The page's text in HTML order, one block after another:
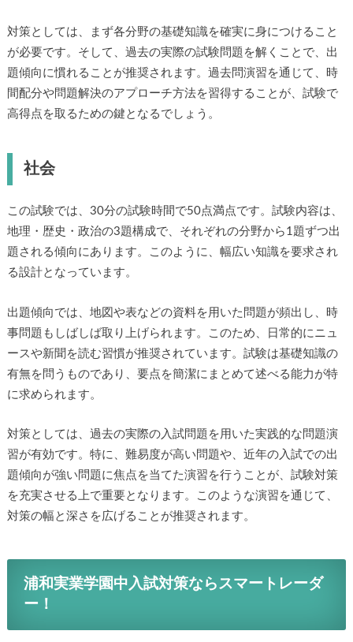
対策としては、まず各分野の基礎知識を確実に身につけること
が必要です。そして、過去の実際の試験問題を解くことで、出
題傾向に慣れることが推奨されます。過去問演習を通じて、時
間配分や問題解決のアプローチ方法を習得することが、試験で
高得点を取るための鍵となるでしょう。
社会
この試験では、30分の試験時間で50点満点です。試験内容は、
地理・歴史・政治の3題構成で、それぞれの分野から1題ずつ出
題される傾向にあります。このように、幅広い知識を要求され
る設計となっています。
出題傾向では、地図や表などの資料を用いた問題が頻出し、時
事問題もしばしば取り上げられます。このため、日常的にニュ
ースや新聞を読む習慣が推奨されています。試験は基礎知識の
有無を問うものであり、要点を簡潔にまとめて述べる能力が特
に求められます。
対策としては、過去の実際の入試問題を用いた実践的な問題演
習が有効です。特に、難易度が高い問題や、近年の入試での出
題傾向が強い問題に焦点を当てた演習を行うことが、試験対策
を充実させる上で重要となります。このような演習を通じて、
対策の幅と深さを広げることが推奨されます。
浦和実業学園中入試対策ならスマートレーダ
ー！